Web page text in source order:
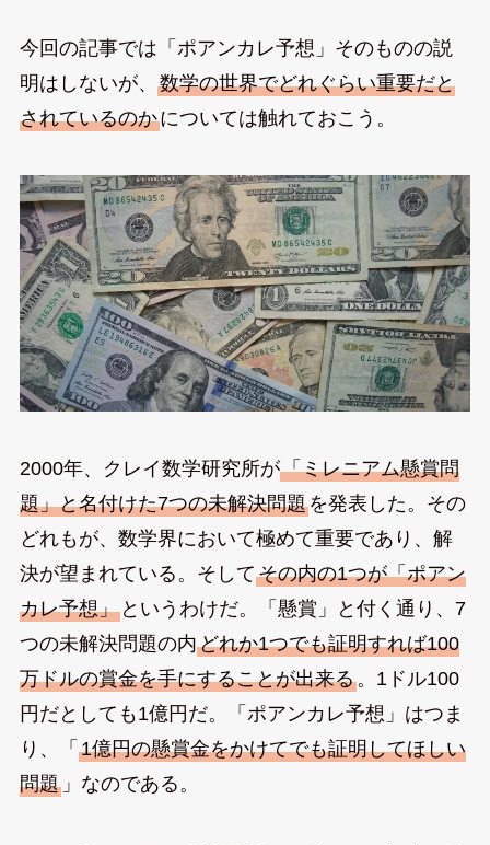
今回の記事では「ポアンカレ予想」そのものの説
明はしないが、 数学の世界でどれぐらい重要だと
されているのかについては触れておこう。
2000年、クレイ数学研究所が「ミレニアム懸賞問
題」と名付けた7つの未解決問題を発表した。その
どれもが、数学界において極めて重要であり、解
決が望まれている。そしてその内の1つが「ポアン
カレ予想」というわけだ。「懸賞」と付く通り、7
つの未解決問題の内どれか1つでも証明すれば100
万ドルの賞金を手にすることが出来る。1ドル100
円だとしても1億円だ。「ポアンカレ予想」はつま
り、「 1億円の懸賞金をかけてでも証明してほしい
問題」なのである。